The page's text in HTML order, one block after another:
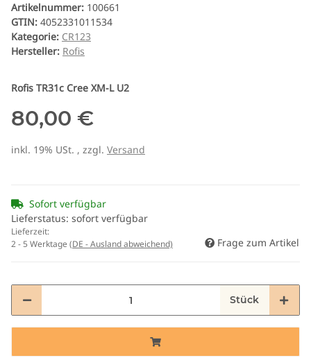
Artikelnummer: 100661
GTIN: 4052331011534
Kategorie: CR123
Hersteller: Rofis
Rofis TR31c Cree XM-L U2
80,00 €
inkl. 19% USt. , zzgl. Versand
Sofort verfügbar
Lieferstatus: sofort verfügbar
Lieferzeit:
2 - 5 Werktage (DE - Ausland abweichend) Frage zum Artikel
Stück